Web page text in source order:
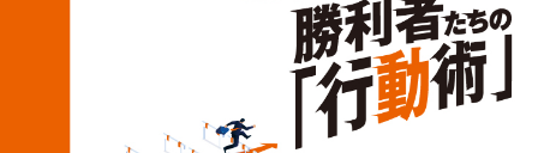
社会貢献
事業戦略
自己管理 日本青年会議所